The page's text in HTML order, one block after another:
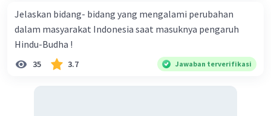
Jelaskan bidang- bidang yang mengalami perubahan
dalam masyarakat Indonesia saat masuknya pengaruh
Hindu-Budha !
35 3.7 Jawaban terverifikasi